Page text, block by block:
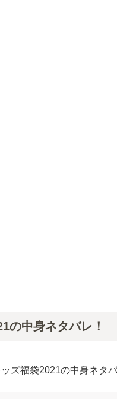
の中身ネタバレ！
ズ福袋2021の中身ネタ